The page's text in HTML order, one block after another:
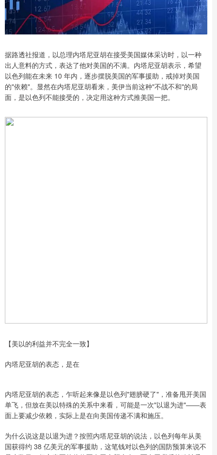
据路透社报道，以总理内塔尼亚胡在接受美国媒体采访时，以一种
出人意料的方式，表达了他对美国的不满。内塔尼亚胡表示，希望
以色列能在未来 10 年内，逐步摆脱美国的军事援助，戒掉对美国
的"依赖"。显然在内塔尼亚胡看来，美伊当前这种"不战不和"的局
面，是以色列不能接受的，决定用这种方式推美国一把。
【美以的利益并不完全一致】
内塔尼亚胡的表态，是在
内塔尼亚胡的表态，乍听起来像是以色列"翅膀硬了"，准备甩开美国
单飞，但放在美以特殊的关系中来看，可能是一次"以退为进"——表
面上要减少依赖，实际上是在向美国传递不满和施压。
为什么说这是以退为进？按照内塔尼亚胡的说法，以色列每年从美
国获得约 38 亿美元的军事援助，这笔钱对以色列的国防预算来说不